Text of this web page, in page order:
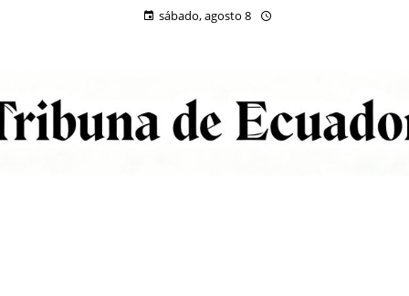
sábado, agosto 8